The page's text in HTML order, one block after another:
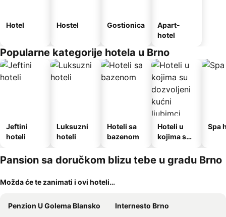
Hotel Hostel Gostionica
Apart-
hotel
Popularne kategorije hotela u Brno
Jeftini
hoteli
Luksuzni
hoteli
Hoteli sa
bazenom
Hoteli u
kojima su
kućni
ljubimci
Spa
Pansion sa doručkom blizu tebe u gradu Brno
Možda će te zanimati i ovi hoteli…
Penzion U Golema Blansko Internesto Brno